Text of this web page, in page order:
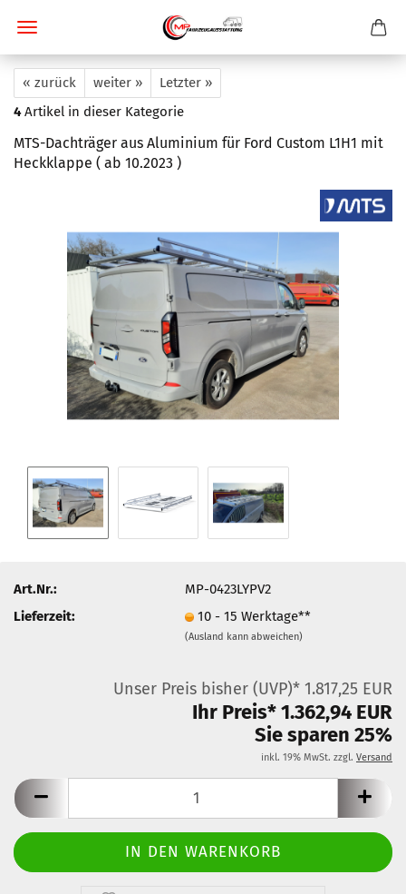
« zurück weiter »
Letzter »
4Artikel in dieser Kategorie
MTS-Dachträger aus Aluminium für Ford Custom L1H1 mit
Heckklappe ( ab 10.2023 )
Art.Nr.:
MP-0423LYPV2
Lieferzeit:
10 - 15 Werktage**
(Ausland kann abweichen)
Unser Preis bisher (UVP)* 1.817,25 EUR
Ihr Preis* 1.362,94 EUR
Sie sparen 25%
inkl. 19% MwSt. zzgl. Versand